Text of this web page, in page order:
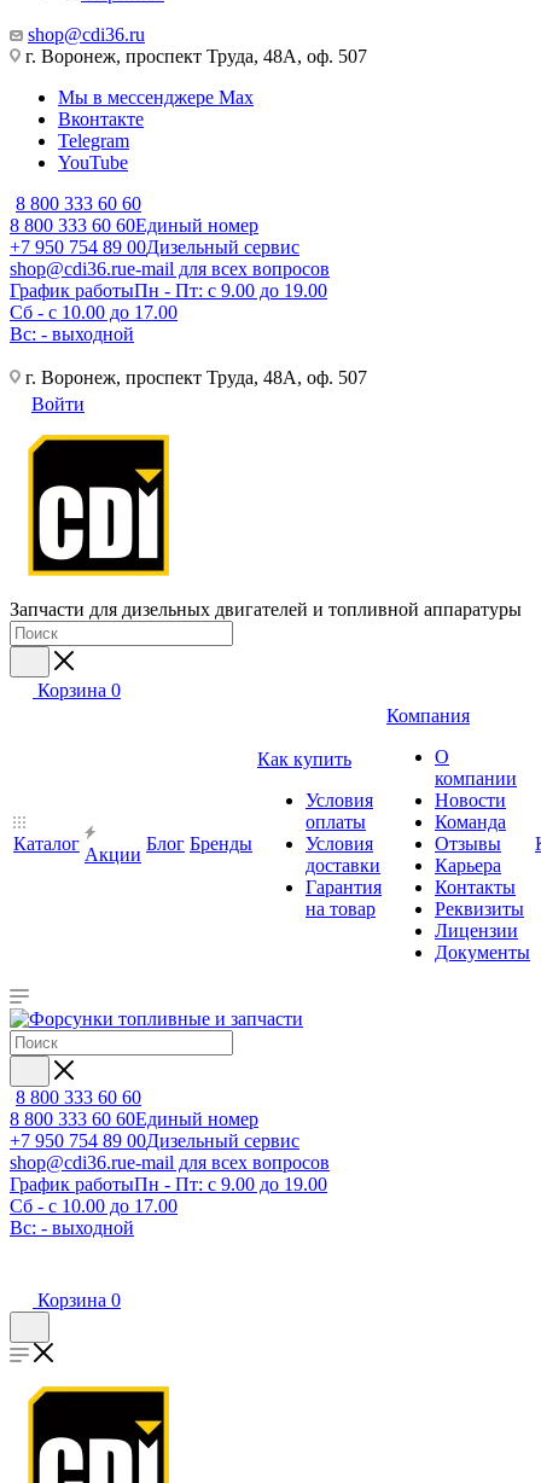
shop@cdi36.ru
г. Воронеж, проспект Труда, 48А, оф. 507
Мы в мессенджере Max
Вконтакте
Telegram
YouTube
8 800 333 60 60
8 800 333 60 60Единый номер
+7 950 754 89 00Дизельный сервис
shop@cdi36.rue-mail для всех вопросов
График работыПн - Пт: с 9.00 до 19.00
Сб - с 10.00 до 17.00
Вс: - выходной
г. Воронеж, проспект Труда, 48А, оф. 507
Войти
Запчасти для дизельных двигателей и топливной аппаратуры
Корзина 0
Каталог
Акции
Блог Бренды
Как купить
Условия
оплаты
Условия
доставки
Гарантия
на товар
Компания
О
компании
Новости
Команда
Отзывы
Карьера
Контакты
Реквизиты
Лицензии
Документы
8 800 333 60 60
8 800 333 60 60Единый номер
+7 950 754 89 00Дизельный сервис
shop@cdi36.rue-mail для всех вопросов
График работыПн - Пт: с 9.00 до 19.00
Сб - с 10.00 до 17.00
Вс: - выходной
Корзина 0